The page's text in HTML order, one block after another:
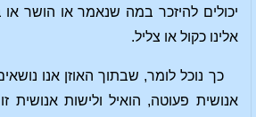
יכולים להיזכר במה שנאמר או הושר
אלינו כקול או צליל.
כך נוכל לומר, שבתוך האוזן אנו
אנושית פעוטה, הואיל ולישות אנושית